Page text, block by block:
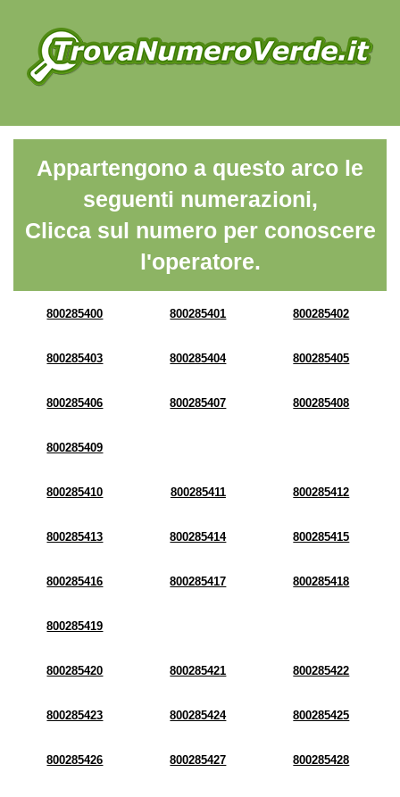
Appartengono a questo arco le
seguenti numerazioni,
Clicca sul numero per conoscere
l'operatore.
800285400 800285401 800285402
800285403 800285404 800285405
800285406 800285407 800285408
800285409
800285410 800285411 800285412
800285413 800285414 800285415
800285416 800285417 800285418
800285419
800285420 800285421 800285422
800285423 800285424 800285425
800285426 800285427 800285428